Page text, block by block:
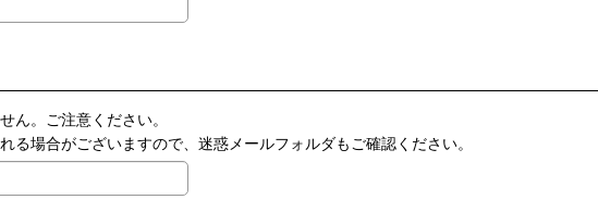
ん。ご注意ください。
る場合がございますので、迷惑メールフォルダもご確認ください。